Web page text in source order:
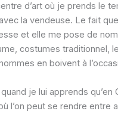
d’art où je prends le
la vendeuse. Le fait
et elle me pose de
costumes traditionnel,
en boivent à
je lui apprends qu’en
l’on peut se rendre entre